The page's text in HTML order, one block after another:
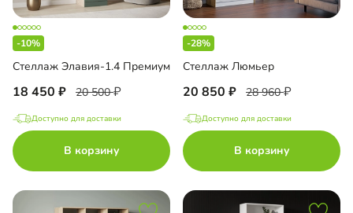
-10%
Стеллаж Элавия-1.4 Премиум
18 450 20 500
Доступно для доставки
В корзину
-28%
Стеллаж Люмьер
20 850 28 960
Доступно для доставки
В корзину